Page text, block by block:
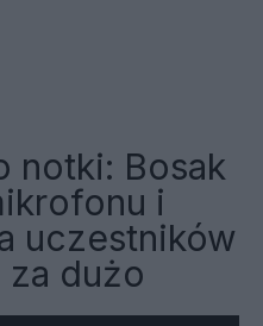
notki: Bosak
i
uczestników
za dużo